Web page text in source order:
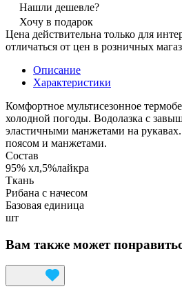
Нашли дешевле?
Хочу в подарок
Цена действительна только для
отличаться от цен в розничных
Описание
Характеристики
Комфортное мультисезонное
холодной погоды. Водолазка с
эластичными манжетами на
поясом и манжетами.
Состав
95% хл,5%лайкра
Ткань
Рибана с начесом
Базовая единица
шт
Вам также может